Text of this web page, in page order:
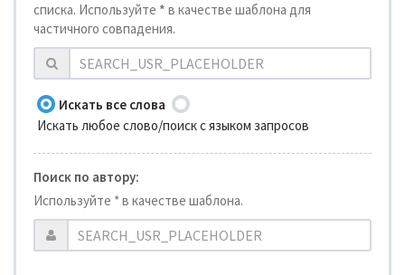
списка. Используйте * в качестве шаблона для
частичного совпадения.
Искать все слова
Искать любое слово/поиск с языком запросов
Поиск по автору:
Используйте * в качестве шаблона.